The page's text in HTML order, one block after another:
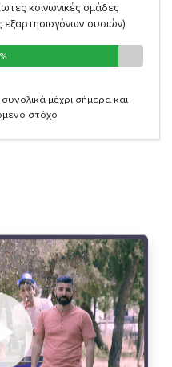
κοινωνικές ομάδες
ουσιών)
μέχρι σήμερα και
στόχο